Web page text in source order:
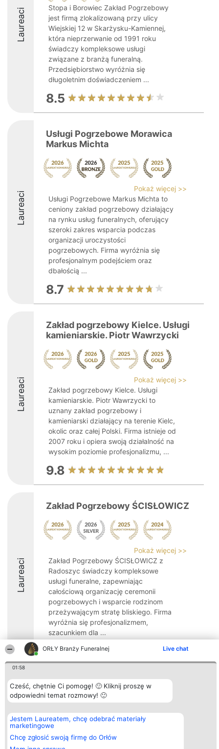
ORŁY Branży Funeralnej Live chat
01:58
Cześć, chętnie Ci pomogę! 🙂 Kliknij proszę w
odpowiedni temat rozmowy! 🙂
Jestem Laureatem, chcę odebrać materiały
marketingowe
Chcę zgłosić swoją firmę do Orłów
Laureaci
Stopa i Borowiec Zakład Pogrzebowy
jest firmą zlokalizowaną przy ulicy
Wiejskiej 12 w Skarżysku-Kamiennej,
która nieprzerwanie od 1991 roku
świadczy kompleksowe usługi
związane z branżą funeralną.
Przedsiębiorstwo wyróżnia się
długoletnim doświadczeniem ...
8.5
Laureaci
Usługi Pogrzebowe Morawica
Markus Michta
Pokaż więcej >>
Usługi Pogrzebowe Markus Michta to
ceniony zakład pogrzebowy działający
na rynku usług funeralnych, oferujący
szeroki zakres wsparcia podczas
organizacji uroczystości
pogrzebowych. Firma wyróżnia się
profesjonalnym podejściem oraz
dbałością ...
8.7
Laureaci
Zakład pogrzebowy Kielce. Usługi
kamieniarskie. Piotr Wawrzycki
Pokaż więcej >>
Zakład pogrzebowy Kielce. Usługi
kamieniarskie. Piotr Wawrzycki to
uznany zakład pogrzebowy i
kamieniarski działający na terenie Kielc,
okolic oraz całej Polski. Firma istnieje od
2007 roku i opiera swoją działalność na
wysokim poziomie profesjonalizmu, ...
9.8
Laureaci
Zakład Pogrzebowy ŚCISŁOWICZ
Pokaż więcej >>
Zakład Pogrzebowy ŚCISŁOWICZ z
Radoszyc świadczy kompleksowe
usługi funeralne, zapewniając
całościową organizację ceremonii
pogrzebowych i wsparcie rodzinom
przeżywającym stratę bliskiego. Firma
wyróżnia się profesjonalizmem,
szacunkiem dla ...
8.8
Organizator plebiscytu
Bright Side Solutions sp. z o.
o. sp. k.
Wrocław 50-079
KRS 0000749100 | Regon
381313360 | NIP 8943132676
+48 508 492 400
Plebiscyt
Laureaci
Lista
Laureatów
Zasady
Polityka
Kontakt